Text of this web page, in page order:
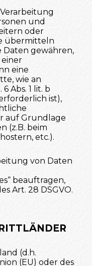
und
oder
übermitteln
Daten gewähren,
eine
wie an
Abs. 1 lit. b
ist),
auf Grundlage
(z.B. beim
etc.).
von Daten
beauftragen,
Art. 28 DSGVO.
(d.h.
(EU) oder des